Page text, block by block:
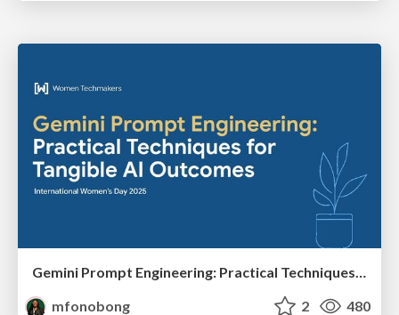
Gemini Prompt Engineering: Practical Techniques for Tangible AI Outcomes
mfonobong
2 480